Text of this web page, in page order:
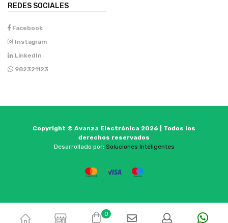
REDES SOCIALES
Facebook
Instagram
LinkedIn
982321123
Copyright © Avanza Electrónica 2026 | Todos los
derechos reservados
Desarrollado por: Soluciones Inteligentes
0